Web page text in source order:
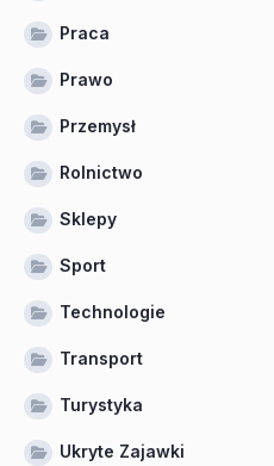
Praca
Prawo
Przemysł
Rolnictwo
Sklepy
Sport
Technologie
Transport
Turystyka
Ukryte Zajawki